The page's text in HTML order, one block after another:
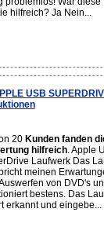
hilfreich? Ja Nein...
USB
20 Kunden fanden
hilfreich. Apple
Laufwerk Das
meinen
von DVD's
bestens. Das
erkannt und eingebe...